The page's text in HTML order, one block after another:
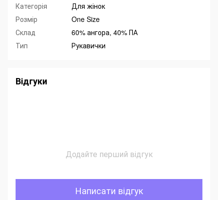
Категорія
Для жінок
Розмір
One Size
Склад
60% ангора, 40% ПА
Тип
Рукавички
Відгуки
Додайте перший відгук
Написати відгук